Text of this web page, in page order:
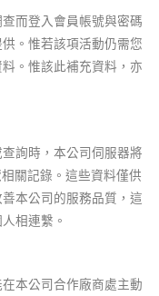
而登入會員帳號與密碼
。惟若該項活動仍需您
。惟該此補充資料，亦
詢時，本公司伺服器將
關記錄。這些資料僅供
本公司的服務品質，這
相連繫。
本公司合作廠商處主動